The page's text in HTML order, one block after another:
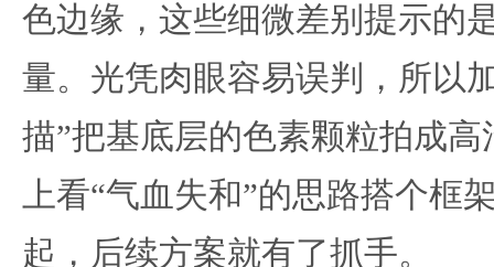
色边缘，这些细微差别提示的
量。光凭肉眼容易误判，所以
描”把基底层的色素颗粒拍成
上看“气血失和”的思路搭个框
起，后续方案就有了抓手。